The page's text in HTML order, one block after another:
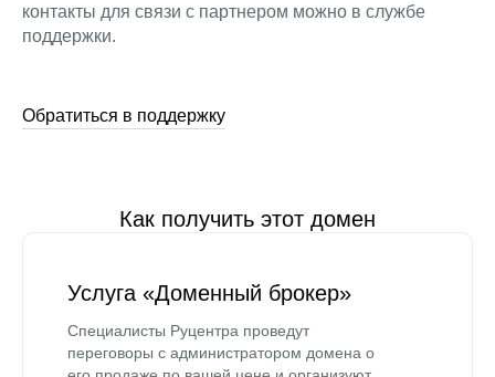
контакты для связи с партнером можно в службе
поддержки.
Обратиться в поддержку
Как получить этот домен
Услуга «Доменный брокер»
Специалисты Руцентра проведут
переговоры с администратором домена о